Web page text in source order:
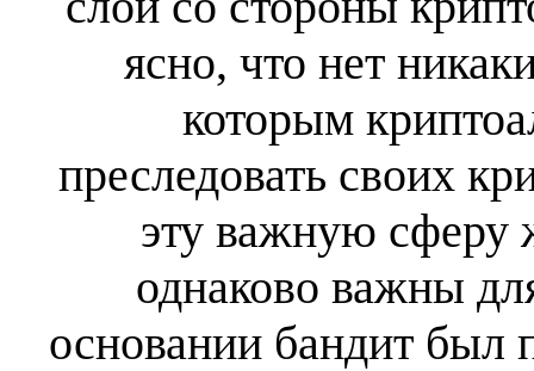
ясно, что нет
которым
преследовать своих
эту важную
однаково важны
основании бандит был